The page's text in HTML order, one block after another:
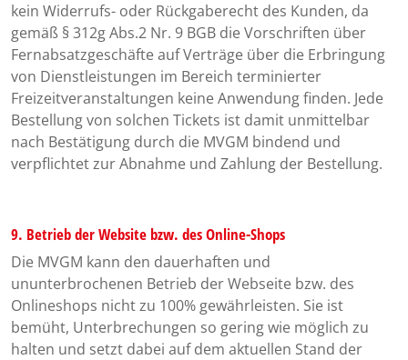
kein Widerrufs- oder Rückgaberecht des Kunden, da
gemäß § 312g Abs.2 Nr. 9 BGB die Vorschriften über
Fernabsatzgeschäfte auf Verträge über die Erbringung
von Dienstleistungen im Bereich terminierter
Freizeitveranstaltungen keine Anwendung finden. Jede
Bestellung von solchen Tickets ist damit unmittelbar
nach Bestätigung durch die MVGM bindend und
verpflichtet zur Abnahme und Zahlung der Bestellung.
9. Betrieb der Website bzw. des Online-Shops
Die MVGM kann den dauerhaften und
ununterbrochenen Betrieb der Webseite bzw. des
Onlineshops nicht zu 100% gewährleisten. Sie ist
bemüht, Unterbrechungen so gering wie möglich zu
halten und setzt dabei auf dem aktuellen Stand der